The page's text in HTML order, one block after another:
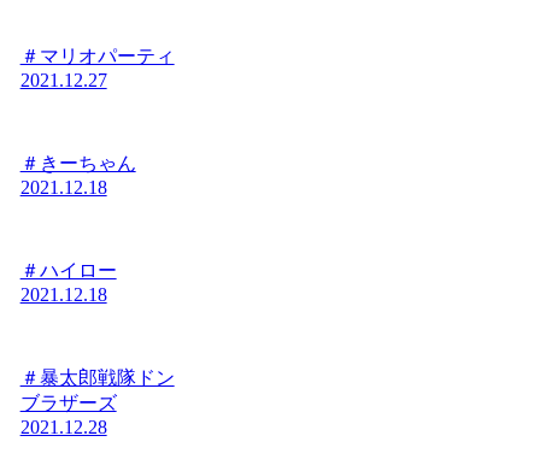
＃マリオパーティ
2021.12.27
＃きーちゃん
2021.12.18
＃ハイロー
2021.12.18
＃暴太郎戦隊ドン
ブラザーズ
2021.12.28